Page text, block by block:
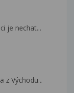
je nechat...
z Východu...